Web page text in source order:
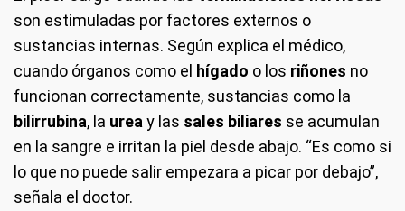
son estimuladas por factores externos o
sustancias internas. Según explica el médico,
cuando órganos como el hígado o los riñones no
funcionan correctamente, sustancias como la
bilirrubina, la urea y las sales biliares se acumulan
en la sangre e irritan la piel desde abajo. “Es como si
lo que no puede salir empezara a picar por debajo”,
señala el doctor.